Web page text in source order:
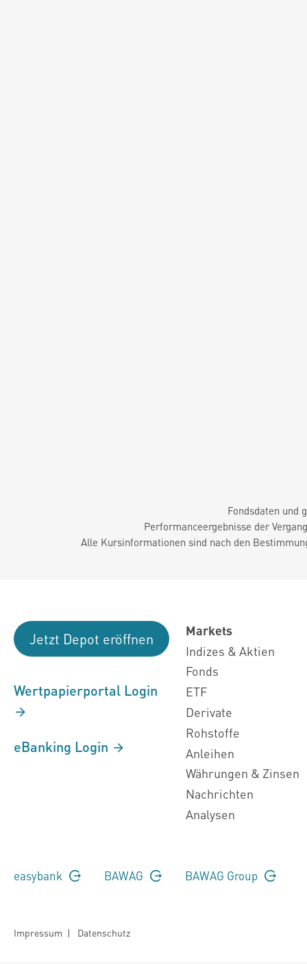
Fondsdaten und
Performanceergebnisse der
Alle Kursinformationen sind nach den
Jetzt Depot eröffnen
Wertpapierportal Login
eBanking Login
Markets
Indizes & Aktien
Fonds
ETF
Derivate
Rohstoffe
Anleihen
Währungen & Zinsen
Nachrichten
Analysen
easybank BAWAG BAWAG Group
Impressum | Datenschutz